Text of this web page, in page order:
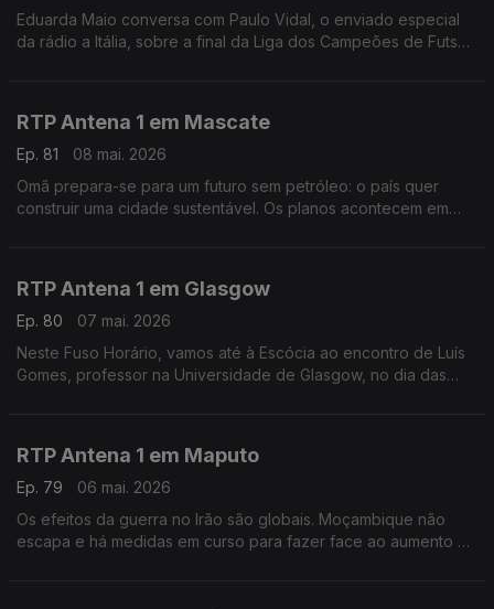
Eduarda Maio conversa com Paulo Vidal, o enviado especial
da rádio a Itália, sobre a final da Liga dos Campeões de Futsal,
RTP Antena 1 em Mascate
Ep. 81
08 mai. 2026
Omã prepara-se para um futuro sem petróleo: o país quer
construir uma cidade sustentável. Os planos acontecem em
RTP Antena 1 em Glasgow
Ep. 80
07 mai. 2026
Neste Fuso Horário, vamos até à Escócia ao encontro de Luís
Gomes, professor na Universidade de Glasgow, no dia das
RTP Antena 1 em Maputo
Ep. 79
06 mai. 2026
Os efeitos da guerra no Irão são globais. Moçambique não
escapa e há medidas em curso para fazer face ao aumento do